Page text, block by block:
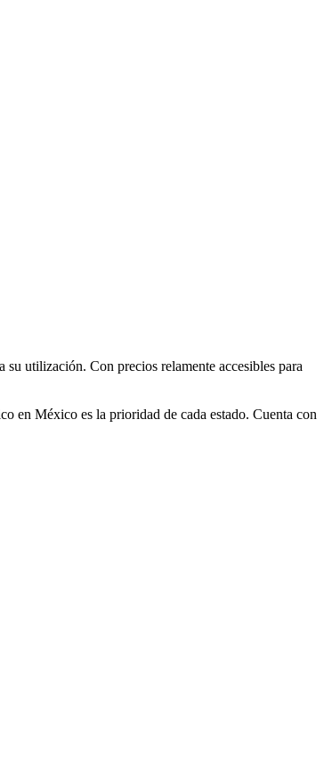
utilización. Con precios relamente accesibles para
en México es la prioridad de cada estado. Cuenta con